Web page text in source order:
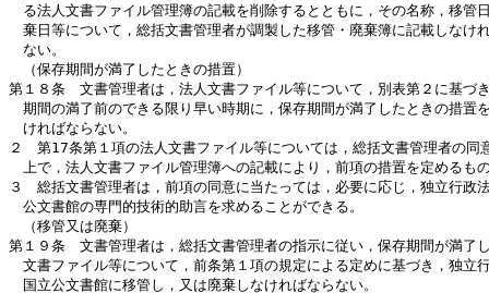
る法人文書ファイル管理簿の記載を削除するとともに，その名称，移管
棄日等について，総括文書管理者が調製した移管・廃棄簿に記載しなけ
ない。
（保存期間が満了したときの措置）
第１８条　文書管理者は，法人文書ファイル等について，別表第２に基づ
期間の満了前のできる限り早い時期に，保存期間が満了したときの措置
ければならない。
２　第17条第１項の法人文書ファイル等については，総括文書管理者の同
上で，法人文書ファイル管理簿への記載により，前項の措置を定めるも
３　総括文書管理者は，前項の同意に当たっては，必要に応じ，独立行政
公文書館の専門的技術的助言を求めることができる。
（移管又は廃棄）
第１９条　文書管理者は，総括文書管理者の指示に従い，保存期間が満了
文書ファイル等について，前条第１項の規定による定めに基づき，独立
国立公文書館に移管し，又は廃棄しなければならない。